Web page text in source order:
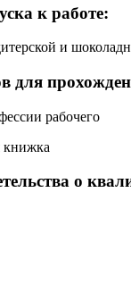
к работе:
и
для
рабочего
книжка
о